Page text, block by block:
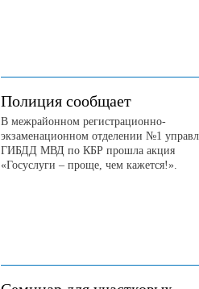
Полиция сообщает
В межрайонном регистрационно-
экзаменационном отделении №1
ГИБДД МВД по КБР прошла акция
«Госуслуги – проще, чем кажется!».